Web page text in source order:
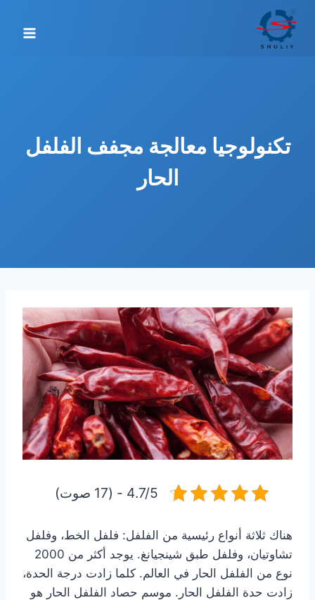
التجاوز
المحتوى
تكنولوجيا معالجة مجفف الفلفل
الحار
4.7/5 - (17 صوت)
هناك ثلاثة أنواع رئيسية من الفلفل: فلفل الخط، وفلفل
تشاوتيان، وفلفل طبق شينجيانغ. يوجد أكثر من 2000
نوع من الفلفل الحار في العالم. كلما زادت درجة الحدة،
زادت حدة الفلفل الحار. موسم حصاد الفلفل الحار هو